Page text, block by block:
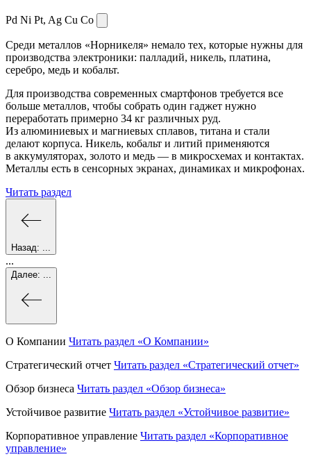
Pd Ni Pt, Ag Cu Co
Среди металлов «Норникеля» немало тех, которые нужны для
производства электроники: палладий, никель, платина,
серебро, медь и кобальт.
Для производства современных смартфонов требуется все
больше металлов, чтобы собрать один гаджет нужно
переработать примерно 34 кг различных руд.
Из алюминиевых и магниевых сплавов, титана и стали
делают корпуса. Никель, кобальт и литий применяются
в аккумуляторах, золото и медь — в микросхемах и контактах.
Металлы есть в сенсорных экранах, динамиках и микрофонах.
Читать раздел
Назад:
...
Далее:
О Компании Читать раздел «О Компании»
Стратегический отчет Читать раздел «Стратегический отчет»
Обзор бизнеса Читать раздел «Обзор бизнеса»
Устойчивое развитие Читать раздел «Устойчивое развитие»
Корпоративное управление Читать раздел «Корпоративное
управление»